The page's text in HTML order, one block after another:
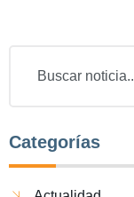
Categorías